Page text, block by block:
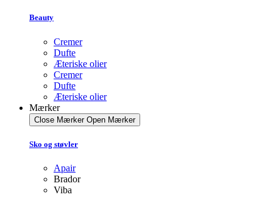
Beauty
Cremer
Dufte
Æteriske olier
Cremer
Dufte
Æteriske olier
Mærker
Close Mærker Open Mærker
Sko og støvler
Apair
Brador
Viba